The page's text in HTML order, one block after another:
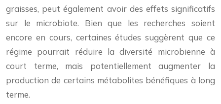
graisses, peut également avoir des effets significatifs
sur le microbiote. Bien que les recherches soient
encore en cours, certaines études suggèrent que ce
régime pourrait réduire la diversité microbienne à
court terme, mais potentiellement augmenter la
production de certains métabolites bénéfiques à long
terme.